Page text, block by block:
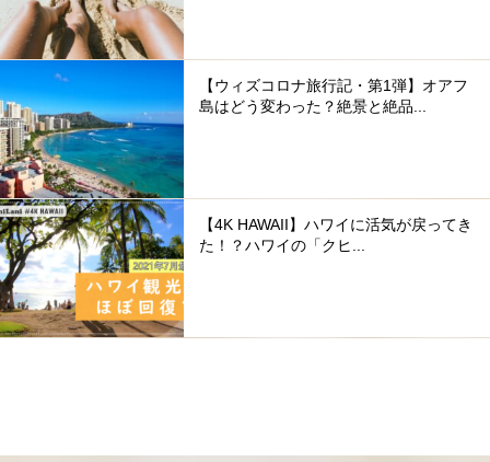
【ウィズコロナ旅行記・第1弾】オアフ
島はどう変わった？絶景と絶品...
【4K HAWAII】ハワイに活気が戻ってき
た！？ハワイの「クヒ...